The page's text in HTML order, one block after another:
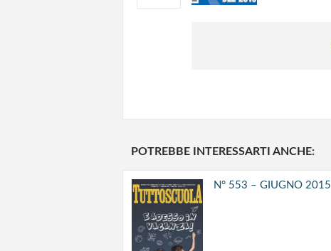
POTREBBE INTERESSARTI ANCHE:
N° 553 – GIUGNO 2015